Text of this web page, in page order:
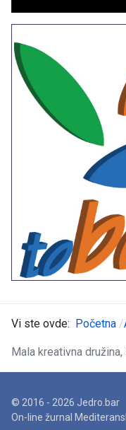
Vi ste ovde: Početna
Mala kreativna
© 2016 - 2026 Jedro.bar
On-line žurnal